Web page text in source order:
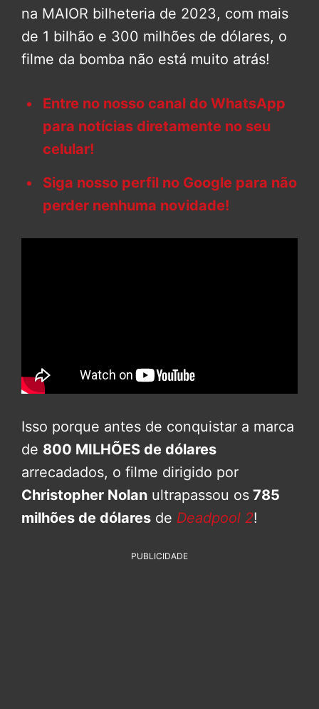
na MAIOR bilheteria de 2023, com mais
de 1 bilhão e 300 milhões de dólares, o
filme da bomba não está muito atrás!
Entre no nosso canal do WhatsApp
para notícias diretamente no seu
celular!
Siga nosso perfil no Google para não
perder nenhuma novidade!
Isso porque antes de conquistar a marca
de 800 MILHÕES de dólares
arrecadados, o filme dirigido por
Christopher Nolan ultrapassou os 785
milhões de dólares de Deadpool 2!
PUBLICIDADE